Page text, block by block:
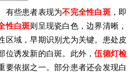
有些患者表现为不完全性白斑，即
性白斑则呈现瓷白色，边界清晰，
区域，早期识别尤为关键。患处皮
位诱发新的白斑。此外，伍德灯检
要依据之一。部分患者还会发现白